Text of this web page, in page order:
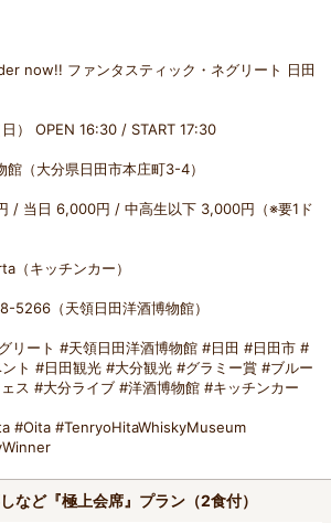
now!! ファンタスティック・ネグリート 日田
） OPEN 16:30 / START 17:30
（大分県日田市本庄町3-4）
/ 当日 6,000円 / 中高生以下 3,000円（※要1ド
（キッチンカー）
5266（天領日田洋酒博物館）
リート #天領日田洋酒博物館 #日田 #日田市 #
ト #日田観光 #大分観光 #グラミー賞 #ブルー
ス #大分ライブ #洋酒博物館 #キッチンカー
#Oita #TenryoHitaWhiskyMuseum
など『極上会席』プラン（2食付）